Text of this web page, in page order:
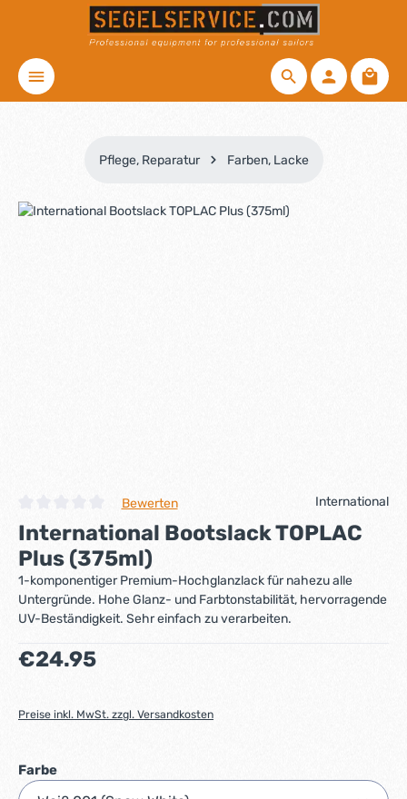
Zum Hauptinhalt springen
Pflege, Reparatur Farben, Lacke
Bildergalerie überspringen
Durchschnittliche Bewertung von 0 von 5 Sternen
Bewerten International
International Bootslack TOPLAC
Plus (375ml)
1-komponentiger Premium-Hochglanzlack für nahezu alle
Untergründe. Hohe Glanz- und Farbtonstabilität, hervorragende
UV-Beständigkeit. Sehr einfach zu verarbeiten.
Regulärer Preis:
€24.95
Preise inkl. MwSt. zzgl. Versandkosten
Farbeauswählen